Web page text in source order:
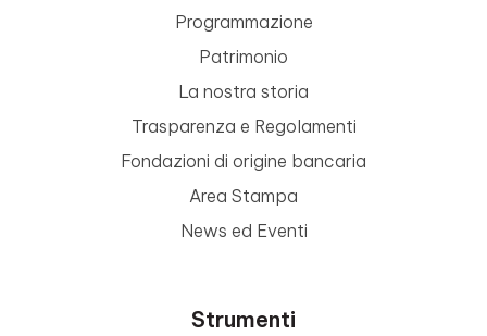
Programmazione
Patrimonio
La nostra storia
Trasparenza e Regolamenti
Fondazioni di origine bancaria
Area Stampa
News ed Eventi
Strumenti